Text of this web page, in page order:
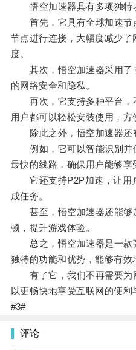
悟空加速器具有多项独特
首先，它具有全球加速节
节点进行连接，大幅度减少
度。
其次，悟空加速器采用了
的网络安全和隐私。
再次，它支持多种平台，
用户都可以轻松安装使用，方
除此之外，悟空加速器还
例如，它可以智能识别并
最快的线路，确保用户能够享
它还支持P2P加速，让用
成任务。
甚至，悟空加速器还能够
顿，提升游戏体验。
总之，悟空加速器是一款
独特的功能和优势，能够有效
有了它，我们不再需要为
以更畅快地享受互联网的便利
#3#
评论